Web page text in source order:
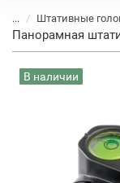
... Штативные
Панорамная
В наличии